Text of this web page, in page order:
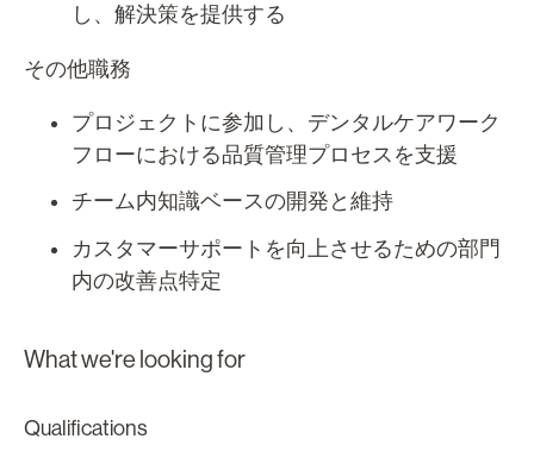
し、解決策を提供する
その他職務
プロジェクトに参加し、デンタルケアワーク
フローにおける品質管理プロセスを支援
チーム内知識ベースの開発と維持
カスタマーサポートを向上させるための部門
内の改善点特定
What we're looking for
Qualifications